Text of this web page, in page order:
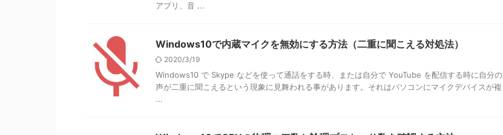
アプリ、音 ...
Windows10で内蔵マイクを無効にする方法（二重に聞こえる対処法）
2020/3/19
Windows10 で Skype などを使って通話をする時、または自分で YouTube を配信する時に自分の
声が二重に聞こえるという現象に見舞われる事があります。それはパソコンにマイクデバイスが複
...